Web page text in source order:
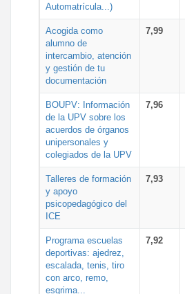
Automatrícula...)
Acogida como
alumno de
intercambio, atención
y gestión de tu
documentación
7,99
BOUPV: Información
de la UPV sobre los
acuerdos de órganos
unipersonales y
colegiados de la UPV
7,96
Talleres de formación
y apoyo
psicopedagógico del
ICE
7,93
Programa escuelas
deportivas: ajedrez,
escalada, tenis, tiro
con arco, remo,
esgrima...
7,92